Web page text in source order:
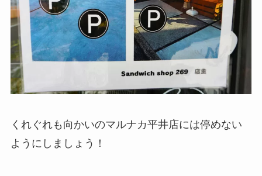
くれぐれも向かいのマルナカ平井店には停めない
ようにしましょう！